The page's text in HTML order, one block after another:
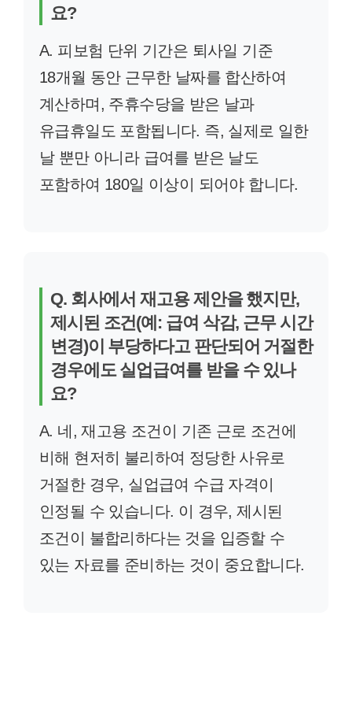
요?
A. 피보험 단위 기간은 퇴사일 기준
18개월 동안 근무한 날짜를 합산하여
계산하며, 주휴수당을 받은 날과
유급휴일도 포함됩니다. 즉, 실제로 일한
날 뿐만 아니라 급여를 받은 날도
포함하여 180일 이상이 되어야 합니다.
Q. 회사에서 재고용 제안을 했지만,
제시된 조건(예: 급여 삭감, 근무 시간
변경)이 부당하다고 판단되어 거절한
경우에도 실업급여를 받을 수 있나
요?
A. 네, 재고용 조건이 기존 근로 조건에
비해 현저히 불리하여 정당한 사유로
거절한 경우, 실업급여 수급 자격이
인정될 수 있습니다. 이 경우, 제시된
조건이 불합리하다는 것을 입증할 수
있는 자료를 준비하는 것이 중요합니다.